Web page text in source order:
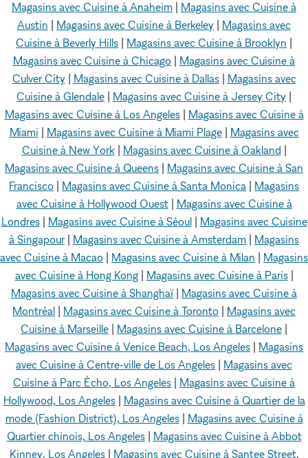
Magasins avec Cuisine à Anaheim | Magasins avec Cuisine à
Austin | Magasins avec Cuisine à Berkeley | Magasins avec
Cuisine à Beverly Hills | Magasins avec Cuisine à Brooklyn |
Magasins avec Cuisine à Chicago | Magasins avec Cuisine à
Culver City | Magasins avec Cuisine à Dallas| Magasins avec
Cuisine à Glendale | Magasins avec Cuisine à Jersey City |
Magasins avec Cuisine à Los Angeles| Magasins avec Cuisine à
Miami | Magasins avec Cuisine à Miami Plage| Magasins avec
Cuisine à New York| Magasins avec Cuisine à Oakland |
Magasins avec Cuisine à Queens | Magasins avec Cuisine à San
Francisco | Magasins avec Cuisine à Santa Monica | Magasins
avec Cuisine à Hollywood Ouest| Magasins avec Cuisine à
Londres| Magasins avec Cuisine à Séoul| Magasins avec Cuisine
à Singapour | Magasins avec Cuisine à Amsterdam | Magasins
avec Cuisine à Macao | Magasins avec Cuisine à Milan | Magasins
avec Cuisine à Hong Kong| Magasins avec Cuisine à Paris|
Magasins avec Cuisine à Shanghaï| Magasins avec Cuisine à
Montréal | Magasins avec Cuisine à Toronto | Magasins avec
Cuisine à Marseille | Magasins avec Cuisine à Barcelone |
Magasins avec Cuisine à Venice Beach, Los Angeles | Magasins
avec Cuisine à Centre-ville de Los Angeles | Magasins avec
Cuisine à Parc Écho, Los Angeles | Magasins avec Cuisine à
Hollywood, Los Angeles| Magasins avec Cuisine à Quartier de la
mode (Fashion District), Los Angeles| Magasins avec Cuisine à
Quartier chinois, Los Angeles| Magasins avec Cuisine à Abbot
Kinney, Los Angeles| Magasins avec Cuisine à Santee Street,